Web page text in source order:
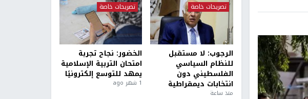
تصريحات خاصة
الرجوب: لا مستقبل
للنظام السياسي
الفلسطيني دون
انتخابات ديمقراطية
منذ ساعة
تصريحات خاصة
الخضور: نجاح تجربة
امتحان التربية الإسلامية
يمهد للتوسع إلكترونيًا
1 شهر ago